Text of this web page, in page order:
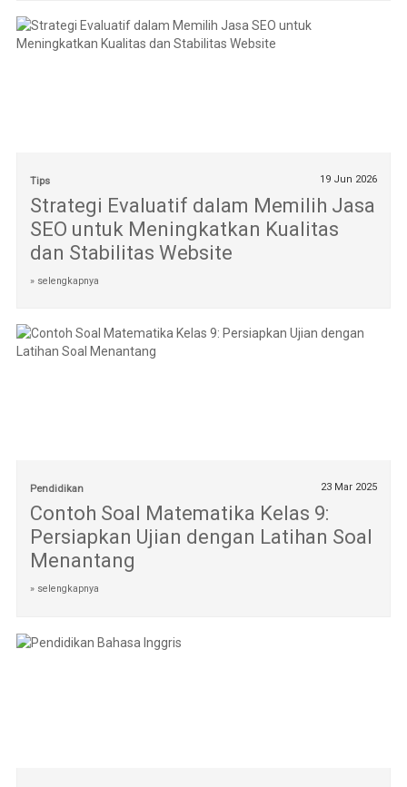
Tips 19 Jun 2026
Strategi Evaluatif dalam Memilih Jasa
SEO untuk Meningkatkan Kualitas
dan Stabilitas Website
» selengkapnya
Pendidikan 23 Mar 2025
Contoh Soal Matematika Kelas 9:
Persiapkan Ujian dengan Latihan Soal
Menantang
» selengkapnya